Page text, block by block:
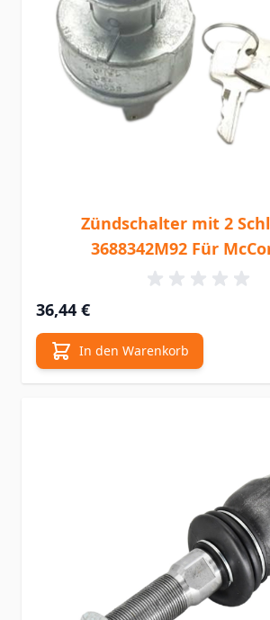
Zündschalter mit 2
3688342M92 Für
36,44 €
In den Warenkorb